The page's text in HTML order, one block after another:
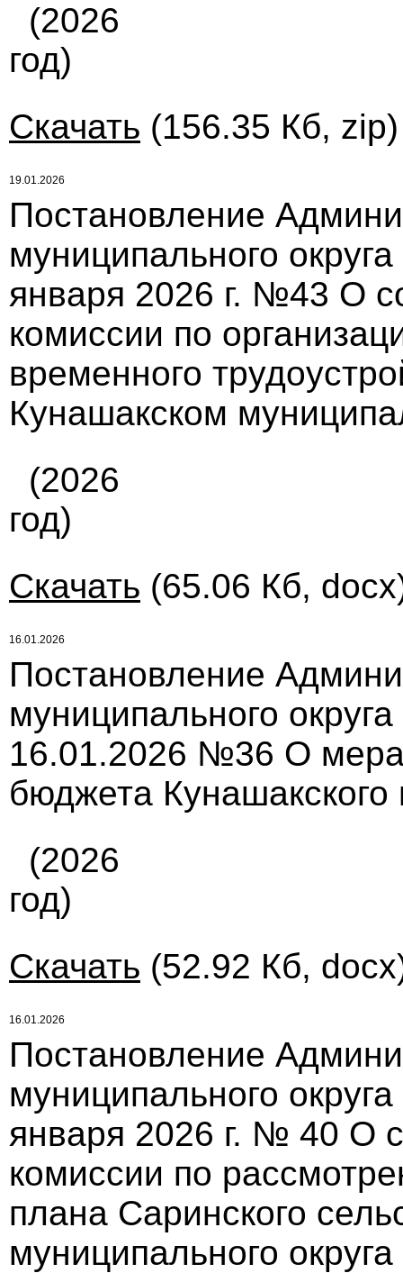
(2026
год)
Скачать (156.35 Кб,
19.01.2026
Постановление
муниципального
января 2026 г. №43 О
комиссии по
временного
Кунашакском
(2026
год)
Скачать (65.06 Кб,
16.01.2026
Постановление
муниципального
16.01.2026 №36 О
бюджета Кунашакского
(2026
год)
Скачать (52.92 Кб,
16.01.2026
Постановление
муниципального
января 2026 г. № 40 О
комиссии по
плана Саринского
муниципального округа